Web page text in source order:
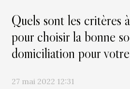
Quels sont les critères
pour choisir la bonne
domiciliation pour
27 mai 2022 12:31